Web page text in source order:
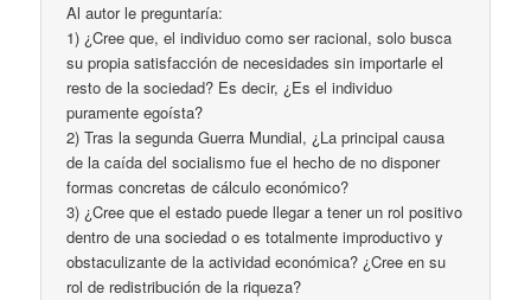
Al autor le preguntaría:
1) ¿Cree que, el individuo como ser racional, solo busca
su propia satisfacción de necesidades sin importarle el
resto de la sociedad? Es decir, ¿Es el individuo
puramente egoísta?
2) Tras la segunda Guerra Mundial, ¿La principal causa
de la caída del socialismo fue el hecho de no disponer
formas concretas de cálculo económico?
3) ¿Cree que el estado puede llegar a tener un rol positivo
dentro de una sociedad o es totalmente improductivo y
obstaculizante de la actividad económica? ¿Cree en su
rol de redistribución de la riqueza?